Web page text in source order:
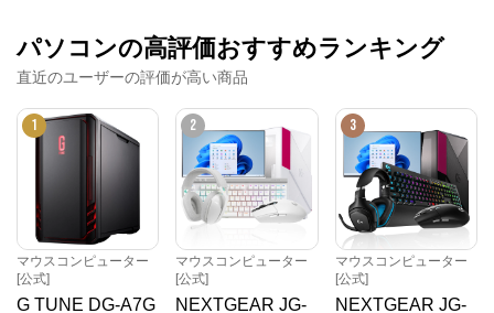
パソコンの高評価おすすめランキング
直近のユーザーの評価が高い商品
1
マウスコンピューター
[公式]
G TUNE DG-A7G
2
マウスコンピューター
[公式]
NEXTGEAR JG-
3
マウスコンピューター
[公式]
NEXTGEAR JG-